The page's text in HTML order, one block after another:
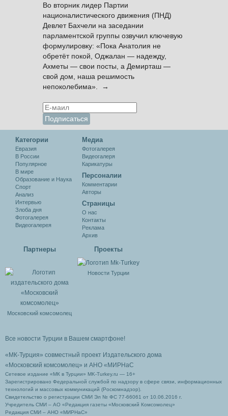
Во вторник лидер Партии
националистического движения (ПНД)
Девлет Бахчели на заседании
парламентской группы озвучил ключевую
формулировку: «Пока Анатолия не
обретёт покой, Оджалан — надежду,
Ахметы — свои посты, а Демирташ —
свой дом, наша решимость
непоколебима». →
Категории
Евразия
В России
Популярное
В мире
Образование и Наука
Спорт
Анализ
Интервью
Злоба дня
Фотогалерея
Видеогалерея
Медиа
Фотогалерея
Видеогалеря
Карикатуры
Персоналии
Комментарии
Авторы
Cтраницы
О нас
Контакты
Реклама
Архив
Партнеры
Московский комсомолец
Проекты
Новости Турции
Все новости Турции в Вашем смартфоне!
«МК-Турция» совместный проект Издательского дома
«Московский комсомолец» и АНО «МИРНаС
Сетевое издание «МК в Турции» MK-Turkey.ru — 16+
Зарегистрировано Федеральной службой по надзору в сфере связи, информационных
технологий и массовых коммуникаций (Роскомнадзор).
Свидетельство о регистрации СМИ Эл № ФС 77-66061 от 10.06.2016 г.
Учредитель СМИ – АО «Редакция газеты «Московский Комсомолец»
Редакция СМИ – АНО «МИРНаС»